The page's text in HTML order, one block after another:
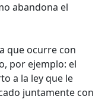
abandona el
que ocurre con
por ejemplo: el
a la ley que le
juntamente con